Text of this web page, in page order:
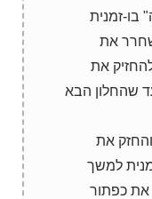
בו-זמנית
שחרר את
את
שהחלון הבא
את
למשך
את כפתור